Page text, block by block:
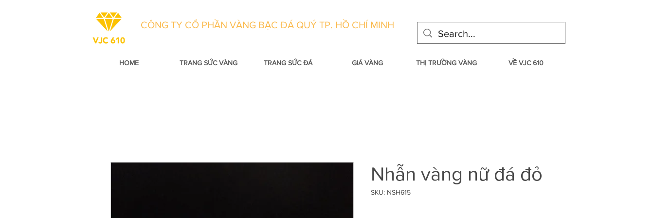
CÔNG TY CỔ PHẦN VÀNG BẠC ĐÁ QUÝ TP. HỒ CHÍ MINH
HOME TRANG SỨC VÀNG TRANG SỨC ĐÁ GIÁ VÀNG THỊ TRƯỜNG VÀNG VỀ VJC 610
Nhẫn vàng nữ đá đỏ
SKU: NSH615